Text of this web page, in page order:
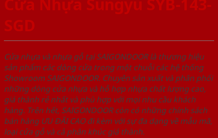
SGD
Cửa nhựa và nhựa gỗ tại SAIGONDOOR là thương hiệu
sản phẩm các dòng cửa trong một chuỗi các hệ thống
Showroom SAIGONDOOR. Chuyên sản xuất và phân phối
những dòng cửa nhựa và hỗ hợp nhựa chất lượng cao,
giá thành rẻ nhất và phù hợp với mọi nhu cầu khách
hàng. Trên hết, SAIGONDOOR còn có những chính sách
bán hàng ƯU ĐÃI CAO đi kèm với sự đa dạng về mẫu mã,
loại cửa gỗ và cả phân khúc giá thành.